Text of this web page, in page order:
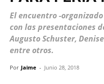
El encuentro -
con las presentaciones
Augusto Schuster,
entre otros.
Por Jaime - Junio 28, 2018